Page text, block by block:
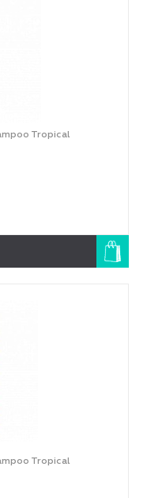
Tropical
Tropical